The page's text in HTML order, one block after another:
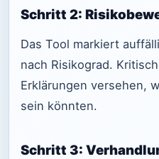
Schritt 2:
Das Tool markiert
nach Risikograd.
Erklärungen versehen,
sein könnten.
Schritt 3: